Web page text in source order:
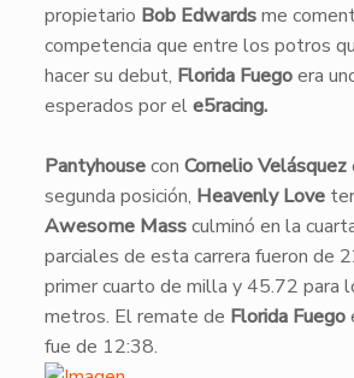
propietario Bob Edwardsme
competencia que entre los potros
hacer su debut, Florida Fuegoera
esperados por ele5racing.
Pantyhousecon Cornelio Velásquez
segunda posición, Heavenly Love
Awesome Massculminó en la
parciales de esta carrera fueron de
primer cuarto de milla y 45.72 para
metros. El remate de Florida Fuego
fue de 12:38.